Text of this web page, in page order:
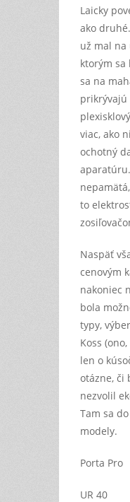
Laicky
ako
už mal na
ktorým sa
sa na
prikrývajú
viac, ako
ochotný
to
Naspäť
cenovým
nakoniec
bola
typy,
Koss
len o
otázne, či
nezvolil
Tam sa
modely.
Porta Pro
UR 40